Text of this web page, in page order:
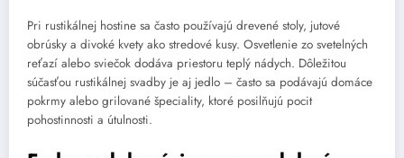
Pri rustikálnej hostine sa často používajú drevené stoly, jutové
obrúsky a divoké kvety ako stredové kusy. Osvetlenie zo svetelných
reťazí alebo sviečok dodáva priestoru teplý nádych. Dôležitou
súčasťou rustikálnej svadby je aj jedlo – často sa podávajú domáce
pokrmy alebo grilované špeciality, ktoré posilňujú pocit
pohostinnosti a útulnosti.